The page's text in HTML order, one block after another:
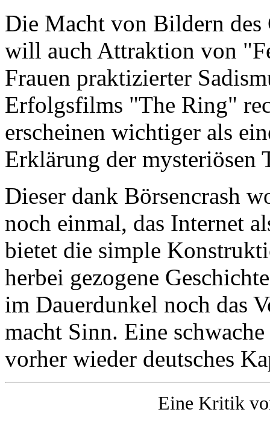
Die Macht von Bildern des
will auch Attraktion von
Frauen praktizierter
Erfolgsfilms "The Ring"
erscheinen wichtiger als
Erklärung der mysteriösen
Dieser dank Börsencrash
noch einmal, das Internet
bietet die simple
herbei gezogene
im Dauerdunkel noch das
macht Sinn. Eine
vorher wieder deutsches
Eine Kritik